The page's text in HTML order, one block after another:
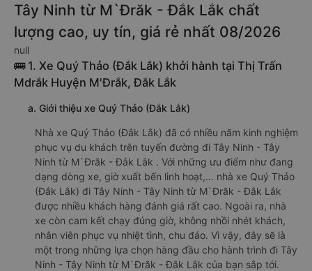
Tây Ninh từ M`Đrăk - Đắk Lắk chất
lượng cao, uy tín, giá rẻ nhất 08/2026
null
🚌 1. Xe Quý Thảo (Đắk Lắk) khởi hành tại Thị Trấn
Mdrắk Huyện M'Ðrắk, Đắk Lắk
a. Giới thiệu xe Quý Thảo (Đắk Lắk)
Nhà xe Quý Thảo (Đắk Lắk) đã có nhiều năm kinh nghiệm
phục vụ du khách trên tuyến đường đi Tây Ninh - Tây
Ninh từ M`Đrăk - Đắk Lắk . Với những ưu điểm như đang
dạng dòng xe, giờ xuất bến linh hoạt,… nhà xe Quý Thảo
(Đắk Lắk) đi Tây Ninh - Tây Ninh từ M`Đrăk - Đắk Lắk
được nhiều khách hàng đánh giá rất cao. Ngoài ra, nhà
xe còn cam kết chạy đúng giờ, không nhồi nhét khách,
nhân viên phục vụ nhiệt tình, chu đáo. Vì vậy, đây sẽ là
một trong những lựa chọn hàng đầu cho hành trình đi Tây
Ninh - Tây Ninh từ M`Đrăk - Đắk Lắk của bạn sắp tới.